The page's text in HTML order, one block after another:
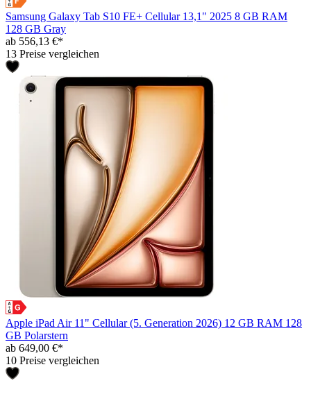
Samsung Galaxy Tab S10 FE+ Cellular 13,1" 2025 8 GB RAM
128 GB Gray
ab 556,13 €*
13 Preise vergleichen
Apple iPad Air 11" Cellular (5. Generation 2026) 12 GB RAM 128
GB Polarstern
ab 649,00 €*
10 Preise vergleichen